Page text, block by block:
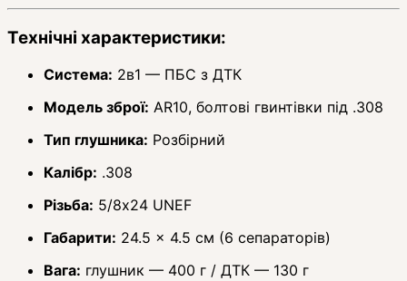
Технічні характеристики:
Система: 2в1 — ПБС з ДТК
Модель зброї: AR10, болтові гвинтівки під .308
Тип глушника: Розбірний
Калібр: .308
Різьба: 5/8x24 UNEF
Габарити: 24.5 × 4.5 см (6 сепараторів)
Вага: глушник — 400 г / ДТК — 130 г